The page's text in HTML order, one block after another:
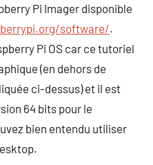
Pi Imager disponible
software/.
Pi OS car ce tutoriel
(en dehors de
ci-dessus) et il est
64 bits pour le
bien entendu utiliser